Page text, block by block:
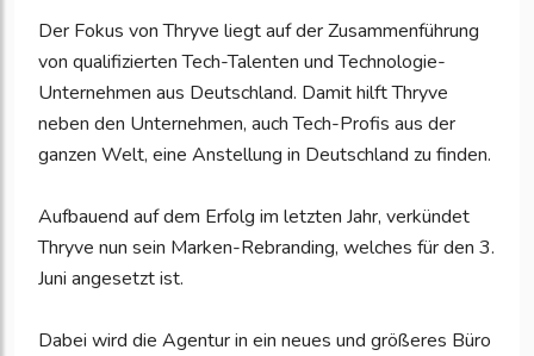
Der Fokus von Thryve liegt auf der Zusammenführung
von qualifizierten Tech-Talenten und Technologie-
Unternehmen aus Deutschland. Damit hilft Thryve
neben den Unternehmen, auch Tech-Profis aus der
ganzen Welt, eine Anstellung in Deutschland zu finden.
Aufbauend auf dem Erfolg im letzten Jahr, verkündet
Thryve nun sein Marken-Rebranding, welches für den 3.
Juni angesetzt ist.
Dabei wird die Agentur in ein neues und größeres Büro